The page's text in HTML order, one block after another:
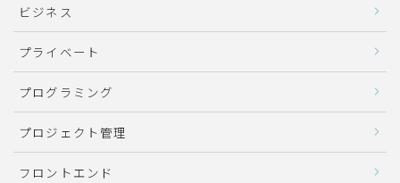
ビジネス
プライベート
プログラミング
プロジェクト管理
フロントエンド